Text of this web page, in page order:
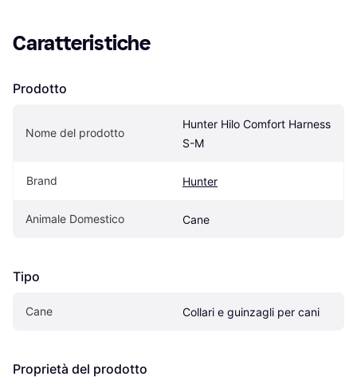
Caratteristiche
Prodotto
Nome del prodotto
Hunter Hilo Comfort Harness
S-M
Brand Hunter
Animale Domestico Cane
Tipo
Cane Collari e guinzagli per cani
Proprietà del prodotto